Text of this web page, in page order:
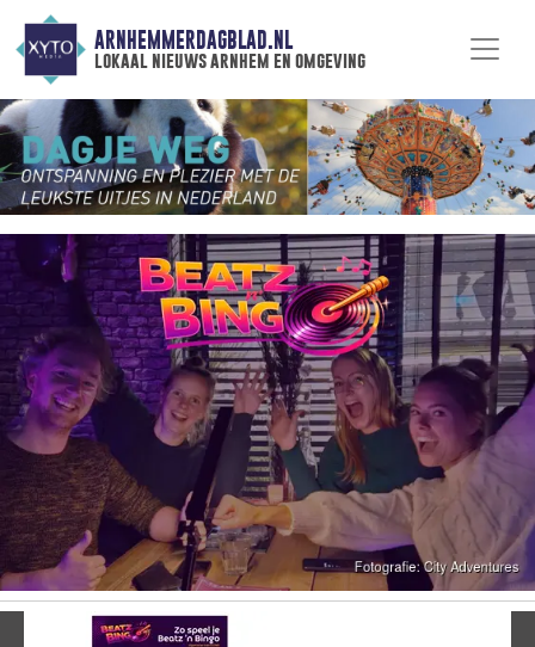
ARNHEMMERDAGBLAD.NL
lokaal nieuws arnhem en omgeving